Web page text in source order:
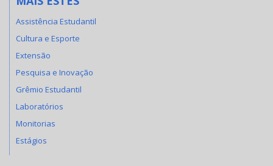
Assistência Estudantil
Cultura e Esporte
Extensão
Pesquisa e Inovação
Grêmio Estudantil
Laboratórios
Monitorias
Estágios